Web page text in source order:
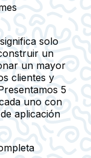
solo
un
un mayor
clientes y
5
uno con
aplicación